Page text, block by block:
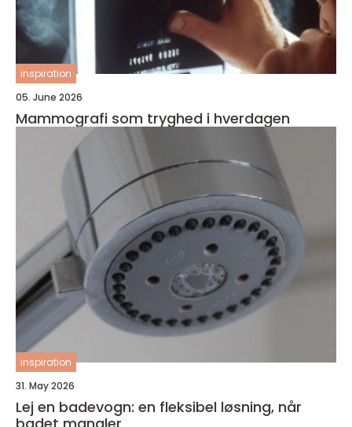
inspiration
05. June 2026
Mammografi som tryghed i hverdagen
inspiration
31. May 2026
Lej en badevogn: en fleksibel løsning, når